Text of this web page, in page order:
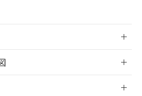
。
証明書（当社基準）
行日時点で非含有を証明す
に遡って非含有を証明する
せん。
令のフタル酸エステル類４